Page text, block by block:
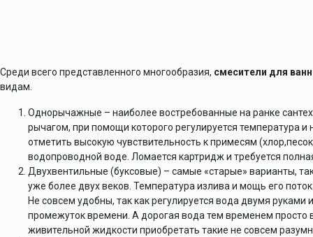
Среди всего представленного многообразия, смесители для
видам.
Однорычажные – наиболее востребованные на ранке
рычагом, при помощи которого регулируется температура
отметить высокую чувствительность к примесям
водопроводной воде. Ломается картридж и требуется
Двухвентильные (буксовые) – самые «старые» варианты,
уже более двух веков. Температура излива и мощь его
Не совсем удобны, так как регулируется вода двумя руками
промежуток времени. А дорогая вода тем временем просто
живительной жидкости приобретать такие не совсем